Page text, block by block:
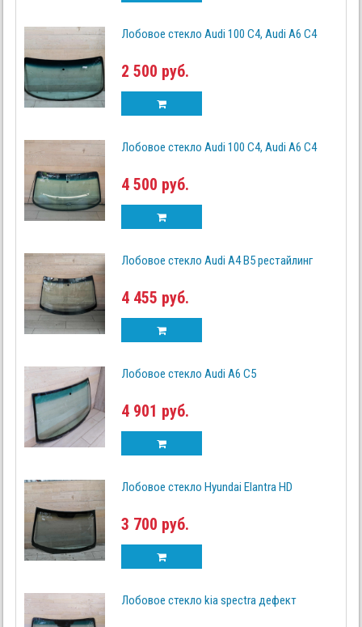
Лобовое стекло Audi 100 C4, Audi A6 C4
2 500 руб.
Лобовое стекло Audi 100 C4, Audi A6 C4
4 500 руб.
Лобовое стекло Audi A4 B5 рестайлинг
4 455 руб.
Лобовое стекло Audi A6 C5
4 901 руб.
Лобовое стекло Hyundai Elantra HD
3 700 руб.
Лобовое стекло kia spectra дефект